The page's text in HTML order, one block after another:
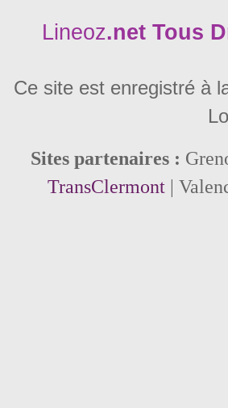
Lineoz.net Tous
Ce site est enregistré à
Sites partenaires :
TransClermont|